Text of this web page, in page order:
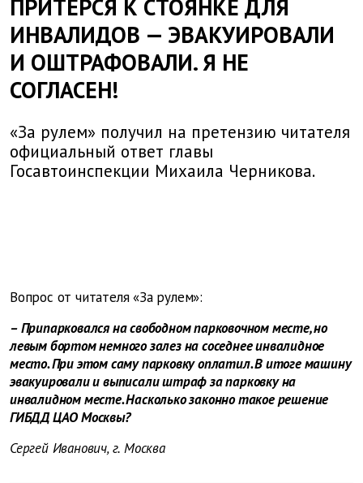
ПРИТЕРСЯ К СТОЯНКЕ ДЛЯ
ИНВАЛИДОВ — ЭВАКУИРОВАЛИ
И ОШТРАФОВАЛИ. Я НЕ
СОГЛАСЕН!
«За рулем» получил на претензию читателя
официальный ответ главы
Госавтоинспекции Михаила Черникова.
Вопрос от читателя «За рулем»:
– Припарковался на свободном парковочном месте, но
левым бортом немного залез на соседнее инвалидное
место. При этом саму парковку оплатил. В итоге машину
эвакуировали и выписали штраф за парковку на
инвалидном месте. Насколько законно такое решение
ГИБДД ЦАО Москвы?
Сергей Иванович, г. Москва